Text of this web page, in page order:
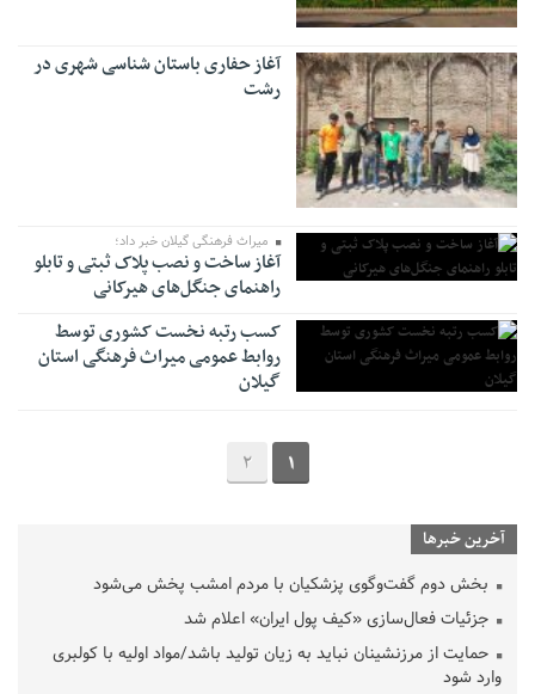
آغاز حفاری باستان شناسی شهری در
رشت
میراث فرهنگی گیلان خبر داد؛
آغاز ساخت و نصب پلاک ثبتی و تابلو
راهنمای جنگل‌های هیرکانی
کسب رتبه نخست کشوری توسط
روابط‌ عمومی میراث ‌فرهنگی استان
گیلان
1
2
آخرین خبرها
بخش دوم گفت‌وگوی پزشکیان با مردم امشب پخش می‌شود
جزئیات فعال‌سازی «کیف پول ایران» اعلام شد
حمایت از مرزنشینان نباید به زیان تولید باشد/مواد اولیه با کولبری
وارد شود